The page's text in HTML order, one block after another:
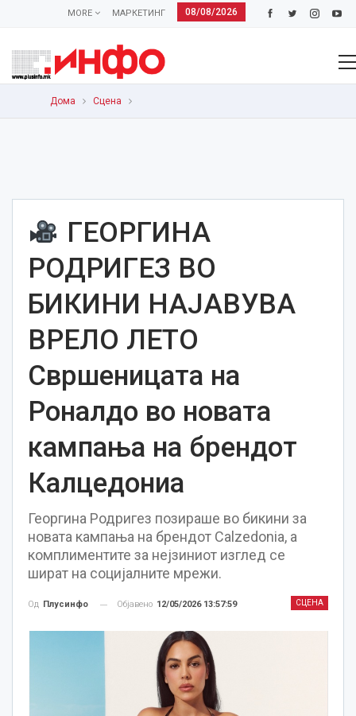
08/08/2026
МАРКЕТИНГ
MORE
Дома Сцена
ГЕОРГИНА
РОДРИГЕЗ ВО
БИКИНИ НАЈАВУВА
ВРЕЛО ЛЕТО
Свршеницата на
Роналдо во новата
кампања на брендот
Калцедониа
Георгина Родригез позираше во бикини за
новата кампања на брендот Calzedonia, а
комплиментите за нејзиниот изглед се
шират на социјалните мрежи.
СЦЕНА
Од Плусинфо Објавено 12/05/2026 13:57:59